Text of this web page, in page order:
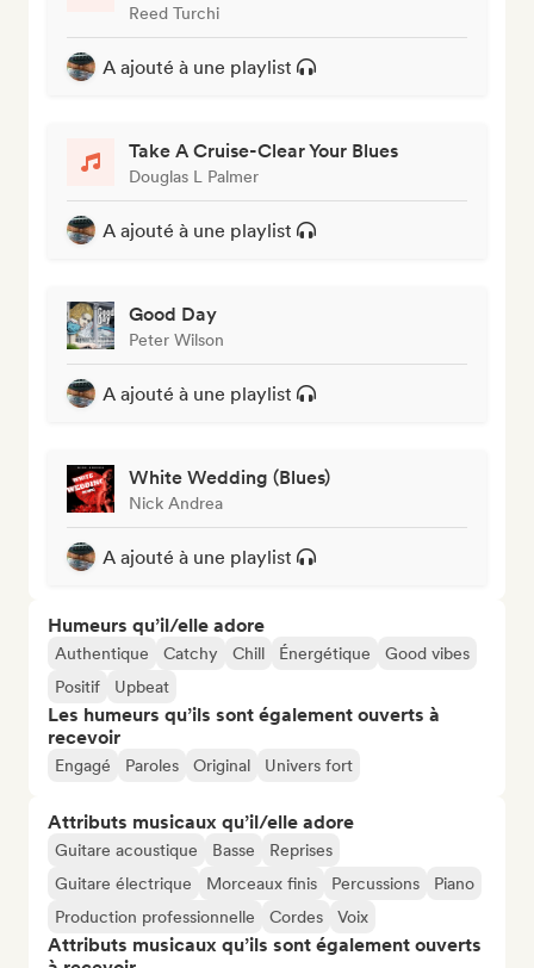
Reed Turchi
A ajouté à une playlist
Take A Cruise-Clear Your Blues
Douglas L Palmer
A ajouté à une playlist
Good Day
Peter Wilson
A ajouté à une playlist
White Wedding (Blues)
Nick Andrea
A ajouté à une playlist
Humeurs qu’il/elle adore
Authentique Catchy Chill Énergétique
Good vibes
Positif
Upbeat
Les humeurs qu’ils sont également ouverts à
recevoir
Engagé Paroles Original Univers fort
Attributs musicaux qu’il/elle adore
Guitare acoustique Basse
Reprises
Guitare électrique
Morceaux finis Percussions
Piano
Production professionnelle
Cordes Voix
Attributs musicaux qu’ils sont également ouverts